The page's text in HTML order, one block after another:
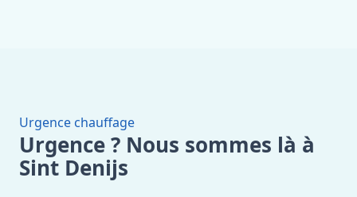
Urgence chauffage
Urgence ? Nous sommes là à
Sint Denijs